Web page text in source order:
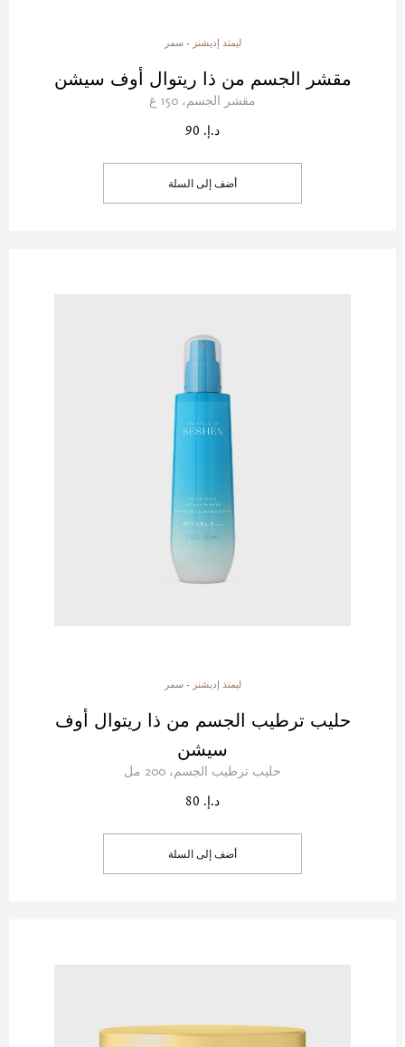
ليمتد إديشنز - سمر
مقشر الجسم من ذا ريتوال أوف سيشن
مقشر الجسم، 150 غ
د.إ. 90
أضف إلى السلة
ليمتد إديشنز - سمر
حليب ترطيب الجسم من ذا ريتوال أوف
سيشن
حليب ترطيب الجسم، 200 مل
د.إ. 80
أضف إلى السلة